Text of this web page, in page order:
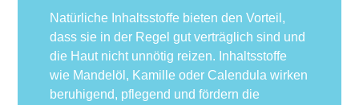
Natürliche Inhaltsstoffe bieten den Vorteil,
dass sie in der Regel gut verträglich sind und
die Haut nicht unnötig reizen. Inhaltsstoffe
wie Mandelöl, Kamille oder Calendula wirken
beruhigend, pflegend und fördern die